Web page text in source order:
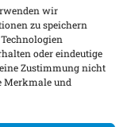
wir
zu speichern
oder eindeutige
Zustimmung nicht
Merkmale und